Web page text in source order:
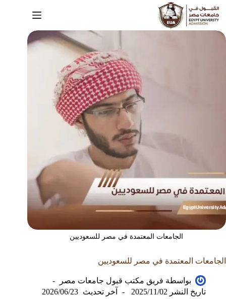
الجامعات المعتمدة في مصر للسعوديين
الجامعات المعتمدة في مصر للسعوديين
بواسطة فريق مكتب قبول جامعات مصر
تاريخ النشر 2025/11/02 آخر تحديث 2026/06/23